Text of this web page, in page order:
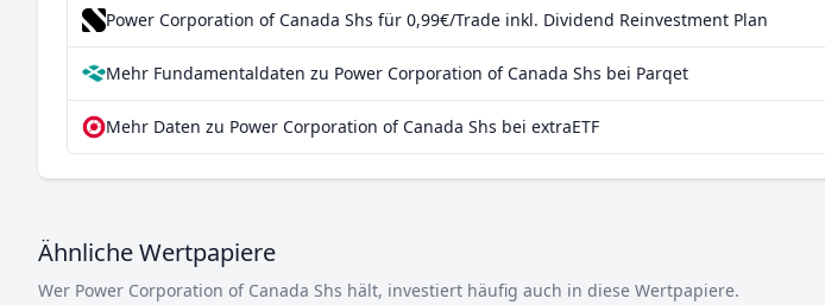
Power Corporation of Canada Shs für 0,99€/Trade inkl. Dividend Reinvestment Plan
Mehr Fundamentaldaten zu Power Corporation of Canada Shs bei Parqet
Mehr Daten zu Power Corporation of Canada Shs bei extraETF
Ähnliche Wertpapiere
Wer Power Corporation of Canada Shs hält, investiert häufig auch in diese Wertpapiere.